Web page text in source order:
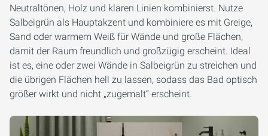
Neutraltönen, Holz und klaren Linien kombinierst. Nutze
Salbeigrün als Hauptakzent und kombiniere es mit Greige,
Sand oder warmem Weiß für Wände und große Flächen,
damit der Raum freundlich und großzügig erscheint. Ideal
ist es, eine oder zwei Wände in Salbeigrün zu streichen und
die übrigen Flächen hell zu lassen, sodass das Bad optisch
größer wirkt und nicht „zugemalt“ erscheint.